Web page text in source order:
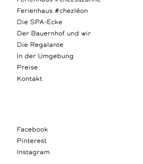
Ferienhaus #chezléon
Die SPA-Ecke
Der Bauernhof und wir
Die Regalante
In der Umgebung
Preise
Kontakt
Facebook
Pinterest
Instagram